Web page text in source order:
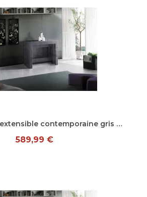
Aperçu rapide Table console extensible contemporaine gris ardoise Montoya
589,99 €